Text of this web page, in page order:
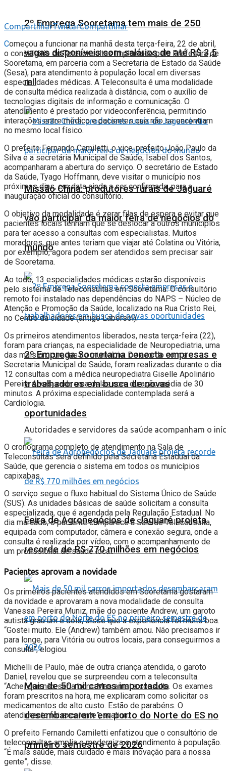
2º Emprega Sooretama tem mais de 250
vagas disponíveis com salários de até R$ 3,5
mil
Missão China: produtores rurais de Jaguaré
vão participar da maior feira de negócios do
mundo
2º Emprega Sooretama conecta empresas e
trabalhadores em busca de novas
oportunidades
Feira de Agronegócios de Jaguaré projeta
recorde de R$ 770 milhões em negócios
Mais de 50 mil carros importados
desembarcaram em porto do Norte do ES no
primeiro semestre de 2026
CompartilharTwittarCompartilhar
Começou a funcionar na manhã desta terça-feira, 22 de abril,
o consultório de Teleconsultas implantado pela Prefeitura de
Sooretama, em parceria com a Secretaria de Estado da Saúde
(Sesa), para atendimento à população local em diversas
especialidades médicas. A Teleconsulta é uma modalidade
de consulta médica realizada à distância, com o auxílio de
tecnologias digitais de informação e comunicação. O
atendimento é prestado por videoconferência, permitindo
interações entre médico e pacientes que não se encontram
no mesmo local físico.
O prefeito Fernando Camiletti, o vice-prefeito João Paulo da
Silva e a secretária Municipal de Saúde, Isabel dos Santos,
acompanharam a abertura do serviço. O secretário de Estado
da Saúde, Tyago Hoffmann, deve visitar o município nos
próximos dias, em data ainda a ser confirmada, para a
inauguração oficial do consultório.
O objetivo da modalidade é zerar filas de espera e evitar que
pacientes locais tenham que se deslocar a outros municípios
para ter acesso a consultas com especialistas. Muitos
moradores, que antes teriam que viajar até Colatina ou Vitória,
por exemplo, agora podem ser atendidos sem precisar sair
de Sooretama.
Ao todo, 13 especialidades médicas estarão disponíveis
pelo sistema de Teleconsultas em Sooretama. O consultório
remoto foi instalado nas dependências do NAPS – Núcleo de
Atenção e Promoção da Saúde, localizado na Rua Cristo Rei,
no Centro da cidade (antigo Laborsol).
Os primeiros atendimentos liberados, nesta terça-feira (22),
foram para crianças, na especialidade de Neuropediatria, uma
das mais procuradas no município. De acordo com a
Secretaria Municipal de Saúde, foram realizadas durante o dia
12 consultas com a médica neuropediatra Giselle Apolinário
Pereira Alves, cada uma delas com duração média de 30
minutos. A próxima especialidade contemplada será a
Cardiologia.
Autoridades e servidores da saúde acompanham o
O cronograma completo de atendimento na Sala de
Teleconsultas será definido pela Secretaria Estadual da
Saúde, que gerencia o sistema em todos os municípios
capixabas.
O serviço segue o fluxo habitual do Sistema Único de Saúde
(SUS). As unidades básicas de saúde solicitam a consulta
especializada, que é agendada pela Regulação Estadual. No
dia marcado, o paciente comparece à Sala de Teleconsulta,
equipada com computador, câmera e conexão segura, onde a
consulta é realizada por vídeo, com o acompanhamento de
um profissional de saúde local.
Pacientes aprovam a novidade
Os primeiros pacientes atendidos em Sooretama gostaram
da novidade e aprovaram a nova modalidade de consulta.
Vanessa Pereira Muniz, mãe do paciente Andrew, um garoto
autista grau um e dois, disse que a experiência foi muito boa.
“Gostei muito. Ele (Andrew) também amou. Não precisamos ir
para longe, para Vitória ou outros locais, para conseguirmos a
consulta”, elogiou.
Michelli de Paulo, mãe de outra criança atendida, o garoto
Daniel, revelou que se surpreendeu com a teleconsulta.
“Achei que não seria bom. Mas amei a consulta. Os exames
foram prescritos na hora, me explicaram como solicitar os
medicamentos de alto custo. Estão de parabéns. O
atendimento foi excelente”, avaliou.
O prefeito Fernando Camiletti enfatizou que o consultório de
teleconsultas amplia e moderniza o atendimento à população.
“É mais saúde, mais cuidado e mais inovação para a nossa
gente”, disse.